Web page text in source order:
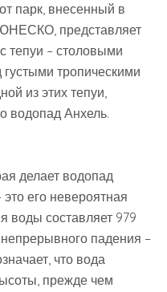
парк, внесенный в
представляет
тепуи – столовыми
тропическими
из этих тепуи,
водопад Анхель.
делает водопад
его невероятная
воды составляет 979
падения –
что вода
прежде чем